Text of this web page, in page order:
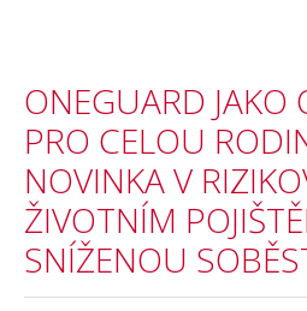
ONEGUARD JAKO
PRO CELOU
NOVINKA V
ŽIVOTNÍM
SNÍŽENOU